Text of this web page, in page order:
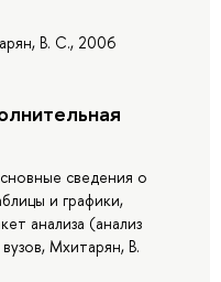
В. С., 2006
сведения о
и графики,
анализа (анализ
Мхитарян, В.